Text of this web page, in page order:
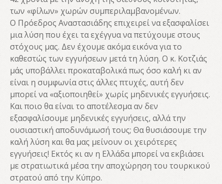
των «φίλων» χωρών συμπεριλαμβανομένων.
Ο Πρόεδρος Αναστασιάδης επιχειρεί να εξασφαλίσει
μια λύση που έχει τα εχέγγυα να πετύχουμε στους
στόχους μας. Δεν έχουμε ακόμα εικόνα για το
καθεστώς των εγγυήσεων μετά τη λύση. Ο κ. Κοτζιάς
μάς υποβάλλει προκαταβολικά πως όσο καλή κι αν
είναι η συμφωνία στις άλλες πτυχές, αυτή δεν
μπορεί να «αξιοποιηθεί» χωρίς μηδενικές εγγυήσεις.
Και ποιο θα είναι το αποτέλεσμα αν δεν
εξασφαλίσουμε μηδενικές εγγυήσεις, αλλά την
ουσιαστική αποδυνάμωσή τους; Θα θυσιάσουμε την
καλή λύση και θα μας μείνουν οι χειρότερες
εγγυήσεις! Εκτός κι αν η Ελλάδα μπορεί να εκβιάσει
με στρατιωτικά μέσα την αποχώρηση του τουρκικού
στρατού από την Κύπρο.